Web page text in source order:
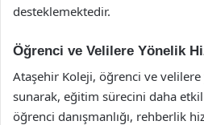
desteklemektedir.
Öğrenci ve Velilere Yönelik
Ataşehir Koleji, öğrenci ve
sunarak, eğitim sürecini daha
öğrenci danışmanlığı, rehberlik